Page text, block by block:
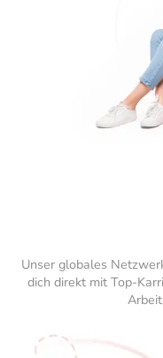
Unser globales
dich direkt mit Top-